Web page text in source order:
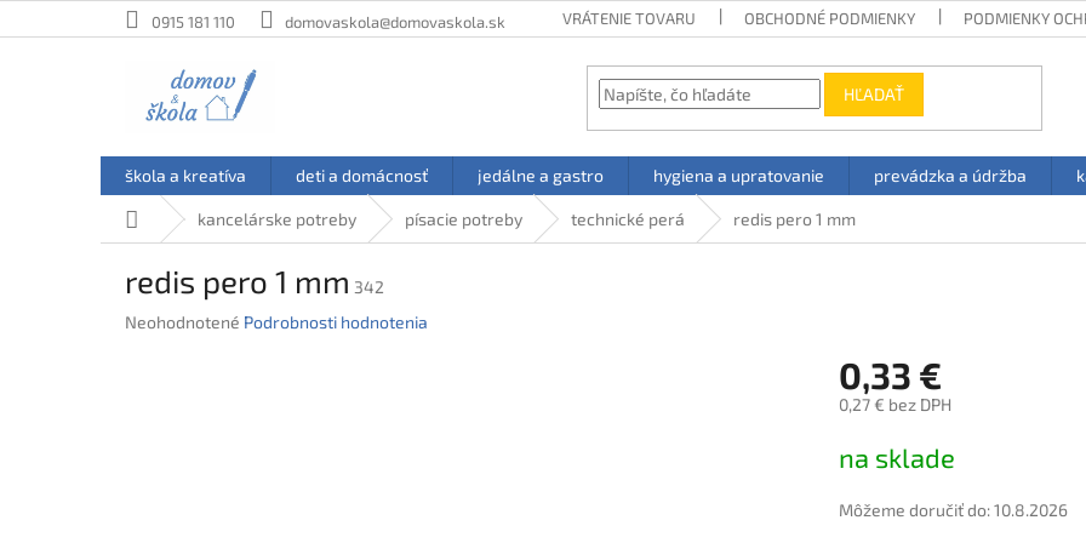
na
0915 181 110 domovaskola@domovaskola.sk VRÁTENIE TOVARU OBCHODNÉ PODMIENKY PODMIENKY
HĽADAŤ
škola a kreatíva deti a domácnosť jedálne a gastro hygiena a upratovanie prevádzka a údržba
Domovkancelárske potreby písacie potreby technické perá redis pero 1 mm
redis pero 1 mm 342
Priemerné
Neohodnotené Podrobnosti hodnotenia
0,33 €
0,27 € bez DPH
cena:
na sklade
Môžeme doručiť do:10.8.2026